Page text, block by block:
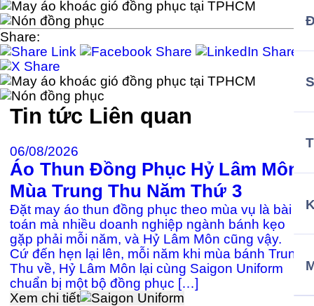
Share:
Tin tức Liên quan
06/08/2026
Áo Thun Đồng Phục Hỷ Lâm Môn
Mùa Trung Thu Năm Thứ 3
Đặt may áo thun đồng phục theo mùa vụ là bài
toán mà nhiều doanh nghiệp ngành bánh kẹo
gặp phải mỗi năm, và Hỷ Lâm Môn cũng vậy.
Cứ đến hẹn lại lên, mỗi năm khi mùa bánh Trung
Thu về, Hỷ Lâm Môn lại cùng Saigon Uniform
chuẩn bị một bộ đồng phục […]
Xem chi tiết